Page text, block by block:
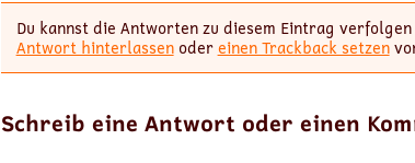
Du kannst die Antworten zu diesem Eintrag
Antwort hinterlassenodereinen Trackback setzen
Schreib eine Antwort oder einen